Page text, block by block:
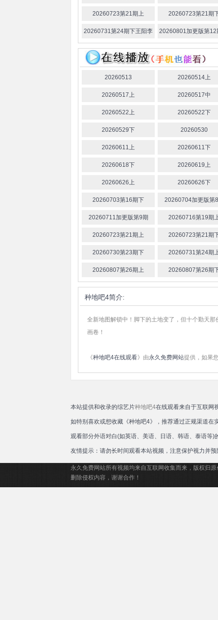
20260723第21期上 20260723第21期
20260731第24期下王阳李 20260801加更版第12
20260513 20260514上
20260517上 20260517中
20260522上 20260522下
20260529下 20260530
20260611上 20260611下
20260618下 20260619上
20260626上 20260626下
20260703第16期下 20260704加更版第
20260711加更版第9期 20260716第19期
20260723第21期上 20260723第21期
20260730第23期下 20260731第24期
20260807第26期上 20260807第26期
种地吧4简介:
全新地图解锁中！脚下的土地变了，但十个勤天
画卷！
《种地吧4在线观看》由永久免费网站提供，如果
本站提供和收录的综艺片种地吧4在线观看来自于互联网
如特别喜欢或想收藏《种地吧4》，推荐通过正规渠道在
观看部分外语对白(如英语、美语、日语、韩语、泰语等
友情提示：请勿长时间观看本站视频，注意保护视力并预
永久免费网站所有视频均来自互联网收集而来，版权归
删除侵权内容，谢谢合作！